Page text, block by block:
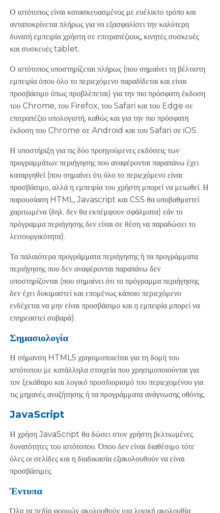
Ο ιστότοπος είναι κατασκευασμένος με ευέλικτο τρόπο και
ανταποκρίνεται πλήρως για να εξασφαλίσει την καλύτερη
δυνατή εμπειρία χρήστη σε επιτραπέζιους, κινητές συσκευές
και συσκευές tablet.
Ο ιστότοπος υποστηρίζεται πλήρως (που σημαίνει τη βέλτιστη
εμπειρία όπου όλο το περιεχόμενο παραδίδεται και είναι
προσβάσιμο όπως προβλέπεται) για την πιο πρόσφατη έκδοση
του Chrome, του Firefox, του Safari και του Edge σε
επιτραπέζιο υπολογιστή, καθώς και για την πιο πρόσφατη
έκδοση του Chrome σε Android και του Safari σε iOS.
Η υποστήριξη για τις δύο προηγούμενες εκδόσεις των
προγραμμάτων περιήγησης που αναφέρονται παραπάνω έχει
καταργηθεί (που σημαίνει ότι όλο το περιεχόμενο είναι
προσβάσιμο, αλλά η εμπειρία του χρήστη μπορεί να μειωθεί. Η
παρουσίαση HTML, Javascript και CSS θα υποβαθμιστεί
χαριτωμένα (δηλ. δεν θα εκπέμψουν σφάλματα) εάν το
πρόγραμμα περιήγησης δεν είναι σε θέση να παραδώσει το
λειτουργικότητα).
Τα παλαιότερα προγράμματα περιήγησης ή τα προγράμματα
περιήγησης που δεν αναφέρονται παραπάνω δεν
υποστηρίζονται (που σημαίνει ότι το πρόγραμμα περιήγησης
δεν έχει δοκιμαστεί και επομένως κάποιο περιεχόμενο
ενδέχεται να μην είναι προσβάσιμο και η εμπειρία μπορεί να
επηρεαστεί σοβαρά).
Σημασιολογία
Η σήμανση HTML5 χρησιμοποιείται για τη δομή του
ιστότοπου με κατάλληλα στοιχεία που χρησιμοποιούνται για
τον ξεκάθαρο και λογικό προσδιορισμό του περιεχομένου για
τις μηχανές αναζήτησης ή τα προγράμματα ανάγνωσης οθόνης.
JavaScript
Η χρήση JavaScript θα δώσει στον χρήστη βελτιωμένες
δυνατότητες του ιστότοπου. Όπου δεν είναι διαθέσιμο τότε
όλες οι σελίδες και η διαδικασία εξακολουθούν να είναι
προσβάσιμες.
Έντυπα
Όλα τα πεδία φορμών ακολουθούν μια λογική ακολουθία